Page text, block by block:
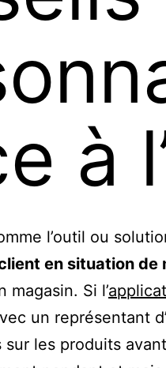
à
l’outil ou
en situation de
Si l’
un représentant
les produits